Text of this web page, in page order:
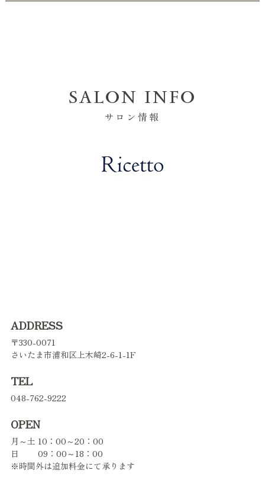
SALON INFO
サロン情報
ADDRESS
〒330-0071
さいたま市浦和区上木崎2-6-1-1F
TEL
048-762-9222
OPEN
月～土 10：00～20：00
日
09：00～18：00
※時間外は追加料金にて承ります